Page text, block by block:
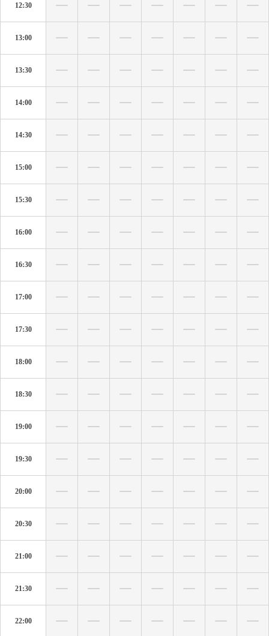
12:30
13:00
13:30
14:00
14:30
15:00
15:30
16:00
16:30
17:00
17:30
18:00
18:30
19:00
19:30
20:00
20:30
21:00
21:30
22:00